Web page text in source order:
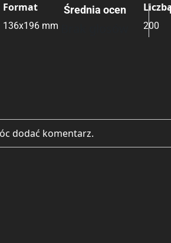
Format
136x196 mm 200
Średnia ocen
dodać komentarz.